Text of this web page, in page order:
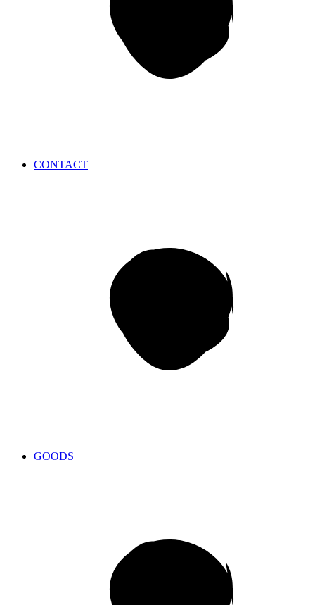
CONTACT
GOODS